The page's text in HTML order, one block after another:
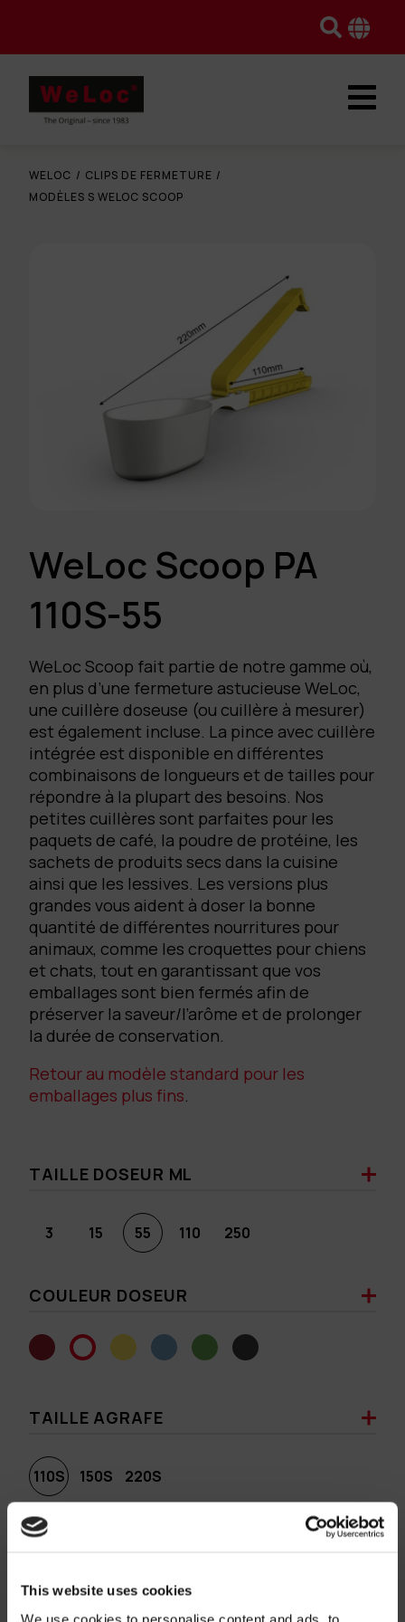
This website uses cookies
We use cookies to personalise content and ads, to
WELOC / CLIPS DE FERMETURE /
MODÈLES S WELOC SCOOP
WeLoc Scoop PA
110S-55
WeLoc Scoop fait partie de notre gamme où,
en plus d’une fermeture astucieuse WeLoc,
une cuillère doseuse (ou cuillère à mesurer)
est également incluse. La pince avec cuillère
intégrée est disponible en différentes
combinaisons de longueurs et de tailles pour
répondre à la plupart des besoins. Nos
petites cuillères sont parfaites pour les
paquets de café, la poudre de protéine, les
sachets de produits secs dans la cuisine
ainsi que les lessives. Les versions plus
grandes vous aident à doser la bonne
quantité de différentes nourritures pour
animaux, comme les croquettes pour chiens
et chats, tout en garantissant que vos
emballages sont bien fermés afin de
préserver la saveur/l’arôme et de prolonger
la durée de conservation.
Retour au modèle standard pour les
emballages plus fins.
TAILLE DOSEUR ML
3 15 55 110 250
COULEUR DOSEUR
TAILLE AGRAFE
110S 150S 220S